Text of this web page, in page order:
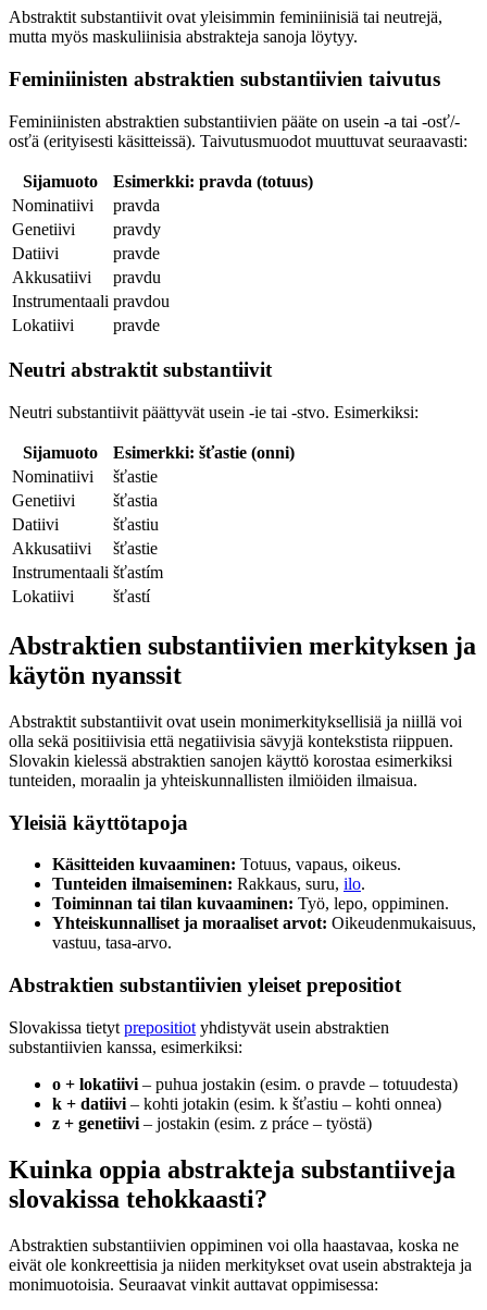
Abstraktit substantiivit ovat yleisimmin feminiinisiä tai neutrejä,
mutta myös maskuliinisia abstrakteja sanoja löytyy.
Feminiinisten abstraktien substantiivien taivutus
Feminiinisten abstraktien substantiivien pääte on usein -a tai -osť/-
osťä (erityisesti käsitteissä). Taivutusmuodot muuttuvat seuraavasti:
Sijamuoto
Esimerkki: pravda (totuus)
Nominatiivi
pravda
Genetiivi
pravdy
Datiivi
pravde
Akkusatiivi
pravdu
Instrumentaali pravdou
Lokatiivi
pravde
Neutri abstraktit substantiivit
Neutri substantiivit päättyvät usein -ie tai -stvo. Esimerkiksi:
Sijamuoto
Esimerkki: šťastie (onni)
Nominatiivi
šťastie
Genetiivi
šťastia
Datiivi
šťastiu
Akkusatiivi
šťastie
Instrumentaali šťastím
Lokatiivi
šťastí
Abstraktien substantiivien merkityksen ja
käytön nyanssit
Abstraktit substantiivit ovat usein monimerkityksellisiä ja niillä voi
olla sekä positiivisia että negatiivisia sävyjä kontekstista riippuen.
Slovakin kielessä abstraktien sanojen käyttö korostaa esimerkiksi
tunteiden, moraalin ja yhteiskunnallisten ilmiöiden ilmaisua.
Yleisiä käyttötapoja
Käsitteiden kuvaaminen: Totuus, vapaus, oikeus.
Tunteiden ilmaiseminen: Rakkaus, suru, ilo.
Toiminnan tai tilan kuvaaminen: Työ, lepo, oppiminen.
Yhteiskunnalliset ja moraaliset arvot: Oikeudenmukaisuus,
vastuu, tasa-arvo.
Abstraktien substantiivien yleiset prepositiot
Slovakissa tietyt prepositiot yhdistyvät usein abstraktien
substantiivien kanssa, esimerkiksi:
o + lokatiivi – puhua jostakin (esim. o pravde – totuudesta)
k + datiivi – kohti jotakin (esim. k šťastiu – kohti onnea)
z + genetiivi – jostakin (esim. z práce – työstä)
Kuinka oppia abstrakteja substantiiveja
slovakissa tehokkaasti?
Abstraktien substantiivien oppiminen voi olla haastavaa, koska ne
eivät ole konkreettisia ja niiden merkitykset ovat usein abstrakteja ja
monimuotoisia. Seuraavat vinkit auttavat oppimisessa: